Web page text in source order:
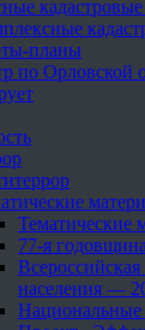
планы
по Орловской
Тематические
77-я
населения —